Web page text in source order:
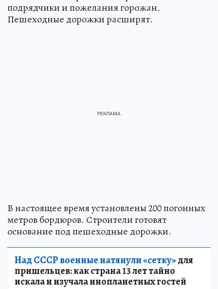
подрядчики и пожелания горожан.
Пешеходные дорожки расширят.
В настоящее время установлены 200 погонных
метров бордюров. Строители готовят
основание под пешеходные дорожки.
Над СССР военные натянули «сетку»для
пришельцев: как страна 13 лет тайно
искала и изучала инопланетных гостей